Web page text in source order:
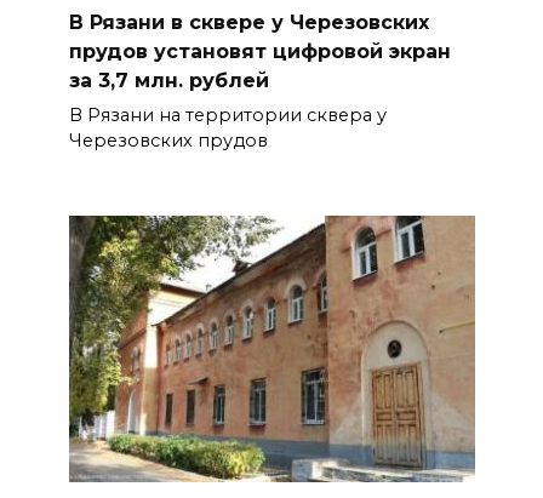
В Рязани в сквере у Черезовских
прудов установят цифровой экран
за 3,7 млн. рублей
В Рязани на территории сквера у
Черезовских прудов